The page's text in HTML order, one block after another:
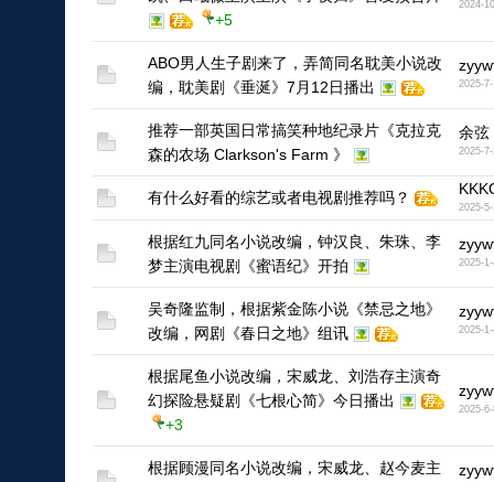
+5
1
2024-
ABO男人生子剧来了，弄简同名耽美小说改
编，耽美剧《垂涎》7月12日播出
1
2025-
推荐一部英国日常搞笑种地纪录片《克拉克
森的农场 Clarkson's Farm 》
余弦
2025-
有什么好看的综艺或者电视剧推荐吗？
2025-
根据红九同名小说改编，钟汉良、朱珠、李
梦主演电视剧《蜜语纪》开拍
1
2025-1-
吴奇隆监制，根据紫金陈小说《禁忌之地》
改编，网剧《春日之地》组讯
1
2025-1-
根据尾鱼小说改编，宋威龙、刘浩存主演奇
幻探险悬疑剧《七根心简》今日播出
+3
1
2025-6-
根据顾漫同名小说改编，宋威龙、赵今麦主